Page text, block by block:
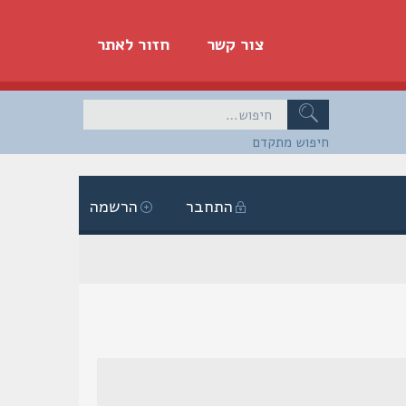
חזור לאתר צור קשר
חיפוש מתקדם
הרשמה התחבר